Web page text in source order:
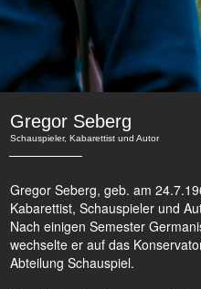
Gregor Seberg
Schauspieler, Kabarettist und Autor
Gregor Seberg, geb. am
Kabarettist, Schauspieler und
Nach einigen Semester
wechselte er auf das
Abteilung Schauspiel.